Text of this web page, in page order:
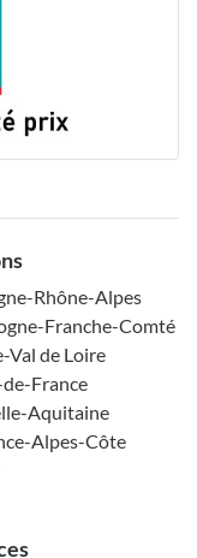
Rhône-Alpes
Franche-Comté
Val de Loire
France
Aquitaine
Alpes-Côte